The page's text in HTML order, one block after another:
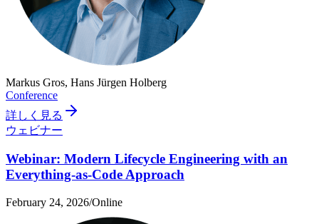
Markus Gros, Hans Jürgen Holberg
Conference
詳しく見る
ウェビナー
Webinar: Modern Lifecycle Engineering with an
Everything-as-Code Approach
February 24, 2026/Online